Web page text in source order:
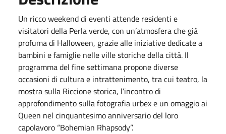
Un ricco weekend di eventi attende residenti e
visitatori della Perla verde, con un’atmosfera che già
profuma di Halloween, grazie alle iniziative dedicate a
bambini e famiglie nelle ville storiche della città. Il
programma del fine settimana propone diverse
occasioni di cultura e intrattenimento, tra cui teatro, la
mostra sulla Riccione storica, l’incontro di
approfondimento sulla fotografia urbex e un omaggio ai
Queen nel cinquantesimo anniversario del loro
capolavoro “Bohemian Rhapsody”.